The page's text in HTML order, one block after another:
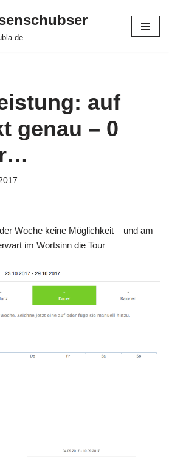
auf
genau – 0
Woche keine Möglichkeit – und am
im Wortsinn die Tour